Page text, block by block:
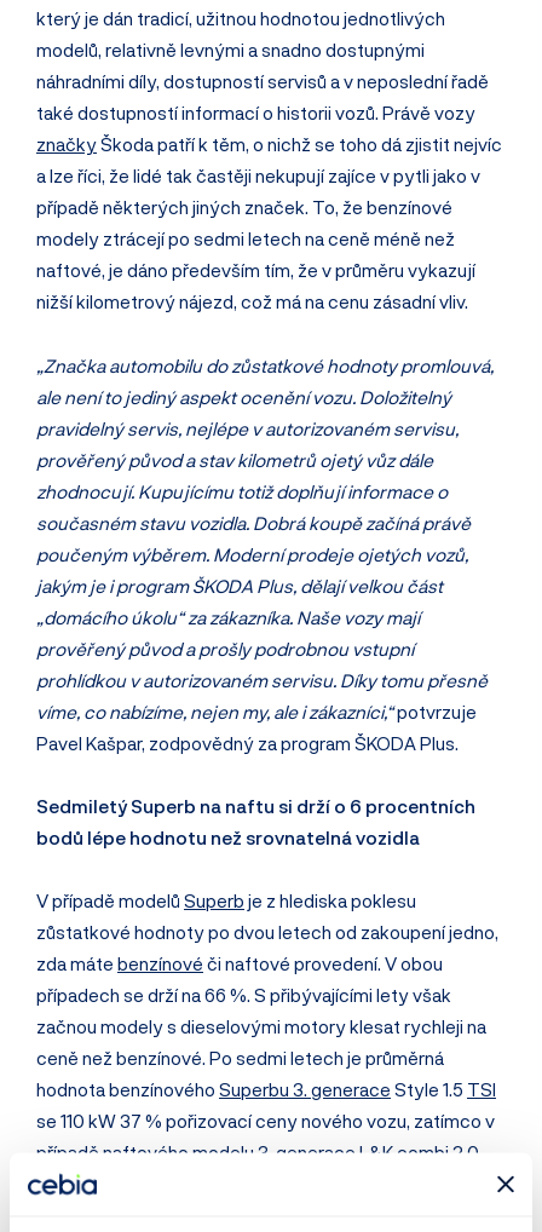
který je dán tradicí, užitnou hodnotou jednotlivých
modelů, relativně levnými a snadno dostupnými
náhradními díly, dostupností servisů a v neposlední řadě
také dostupností informací o historii vozů. Právě vozy
značkyŠkoda patří k těm, o nichž se toho dá zjistit nejvíc
a lze říci, že lidé tak častěji nekupují zajíce v pytli jako v
případě některých jiných značek. To, že benzínové
modely ztrácejí po sedmi letech na ceně méně než
naftové, je dáno především tím, že v průměru vykazují
nižší kilometrový nájezd, což má na cenu zásadní vliv.
„Značka automobilu do zůstatkové hodnoty promlouvá,
ale není to jediný aspekt ocenění vozu. Doložitelný
pravidelný servis, nejlépe v autorizovaném servisu,
prověřený původ a stav kilometrů ojetý vůz dále
zhodnocují. Kupujícímu totiž doplňují informace o
současném stavu vozidla. Dobrá koupě začíná právě
poučeným výběrem. Moderní prodeje ojetých vozů,
jakým je i program ŠKODA Plus, dělají velkou část
„domácího úkolu“ za zákazníka. Naše vozy mají
prověřený původ a prošly podrobnou vstupní
prohlídkou v autorizovaném servisu. Díky tomu přesně
víme, co nabízíme, nejen my, ale i zákazníci,“potvrzuje
Pavel Kašpar, zodpovědný za program ŠKODA Plus.
Sedmiletý Superb na naftu si drží o 6 procentních
bodů lépe hodnotu než srovnatelná vozidla
V případě modelů Superb je z hlediska poklesu
zůstatkové hodnoty po dvou letech od zakoupení jedno,
zda máte benzínové či naftové provedení. V obou
případech se drží na 66 %. S přibývajícími lety však
začnou modely s dieselovými motory klesat rychleji na
ceně než benzínové. Po sedmi letech je průměrná
hodnota benzínového Superbu 3. generace Style 1.5 TSI
se 110 kW 37 % pořizovací ceny nového vozu, zatímco v
případě naftového modelu 3. generace L&K combi 2.0
TDI se 140 kW je zůstatková cena jen 29 %. I tak je ale